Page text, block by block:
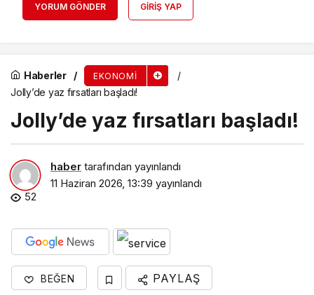
YORUM GÖNDER GIRIŞ YAP
Haberler EKONOMI
Jolly’de yaz fırsatları başladı!
Jolly’de yaz fırsatları başladı!
haber tarafından yayınlandı
11 Haziran 2026, 13:39 yayınlandı
52
BEĞEN PAYLAŞ